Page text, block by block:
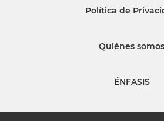
Política de
Quiénes somos
ÉNFASIS